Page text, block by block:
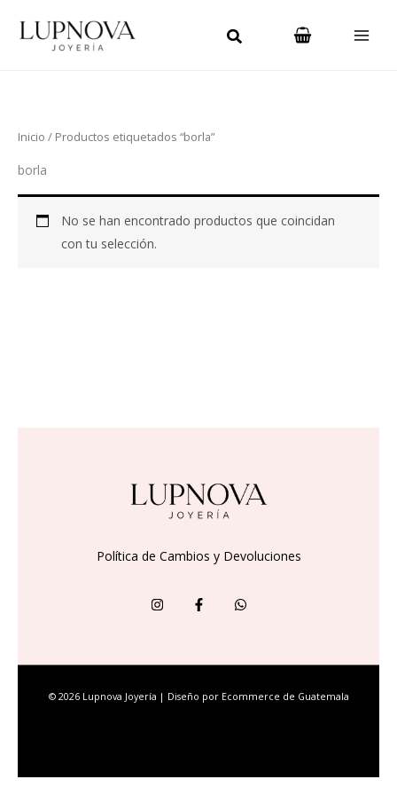
contenido
Inicio / Productos etiquetados “borla”
borla
No se han encontrado productos que coincidan
con tu selección.
Política de Cambios y Devoluciones
© 2026 Lupnova Joyería | Diseño por Ecommerce de Guatemala